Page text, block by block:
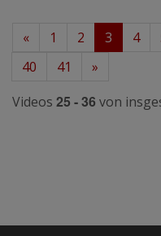
« 1 2 3 4
40
41
»
Videos 25 - 36 von